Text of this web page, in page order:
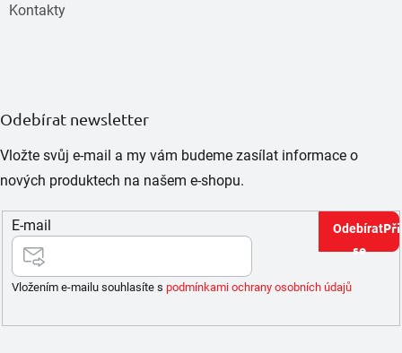
Kontakty
Odebírat newsletter
Vložte svůj e-mail a my vám budeme zasílat informace o
nových produktech na našem e-shopu.
E-mail
Vložením e-mailu souhlasíte s podmínkami ochrany osobních údajů
se